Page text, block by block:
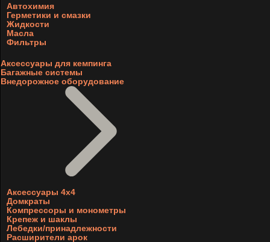
Автохимия
Герметики и смазки
Жидкости
Масла
Фильтры
Аксессуары для кемпинга
Багажные системы
Внедорожное оборудование
Аксессуары 4х4
Домкраты
Компрессоры и монометры
Крепеж и шаклы
Лебедки/принадлежности
Расширители арок